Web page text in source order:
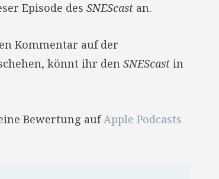
Episode des SNEScast an.
Kommentar auf der
könnt ihr den SNEScast in
Bewertung aufApple Podcasts